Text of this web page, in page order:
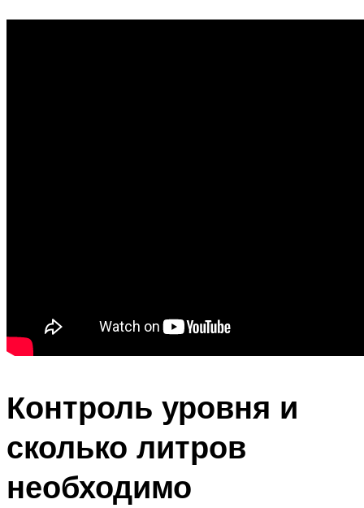
Контроль уровня и
сколько литров
необходимо